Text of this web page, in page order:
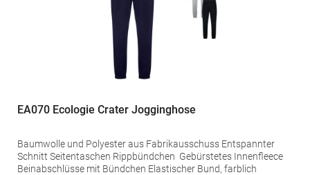
EA070 Ecologie Crater Jogginghose
Baumwolle und Polyester aus Fabrikausschuss Entspannter
Schnitt Seitentaschen Rippbündchen Gebürstetes Innenfleece
Beinabschlüsse mit Bündchen Elastischer Bund, farblich